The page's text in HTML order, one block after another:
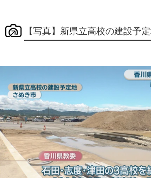
【写真】新県立高校の建設